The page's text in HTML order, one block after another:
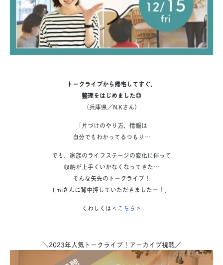
トークライブから帰宅してすぐ、
整理をはじめました◎
（兵庫県／N.Kさん）
「片づけのやり方、情報は
自分でもわかってるつもり…
でも、家族のライフステージの変化に伴って
収納が上手くいかなくなってきた…
そんな矢先のトークライブ！
Emiさんに背中押していただきましたー！」
くわしくは＜ こちら ＞
＼2023年人気トークライブ！アーカイブ視聴／